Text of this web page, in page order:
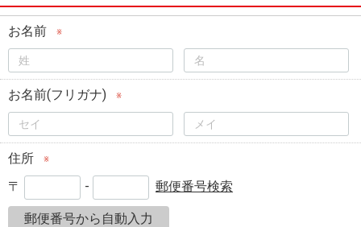
お名前 ※
お名前(フリガナ) ※
住所 ※
〒 - 郵便番号検索
郵便番号から自動入力